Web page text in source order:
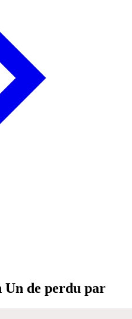
Un de perdu par